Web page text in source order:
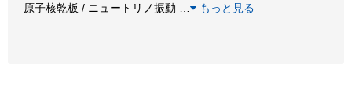
原子核乾板 / ニュートリノ振動
もっと見る